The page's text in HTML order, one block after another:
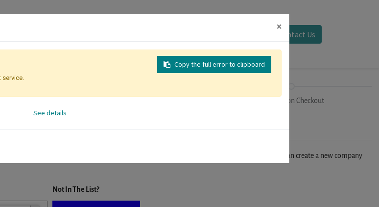
Contact Us
Registration Checkout
selected it will auto-complete the form. If you don't find your company in our database, you can create a new company
Not In The List?
×
Copy the full error to clipboard
service.
See details